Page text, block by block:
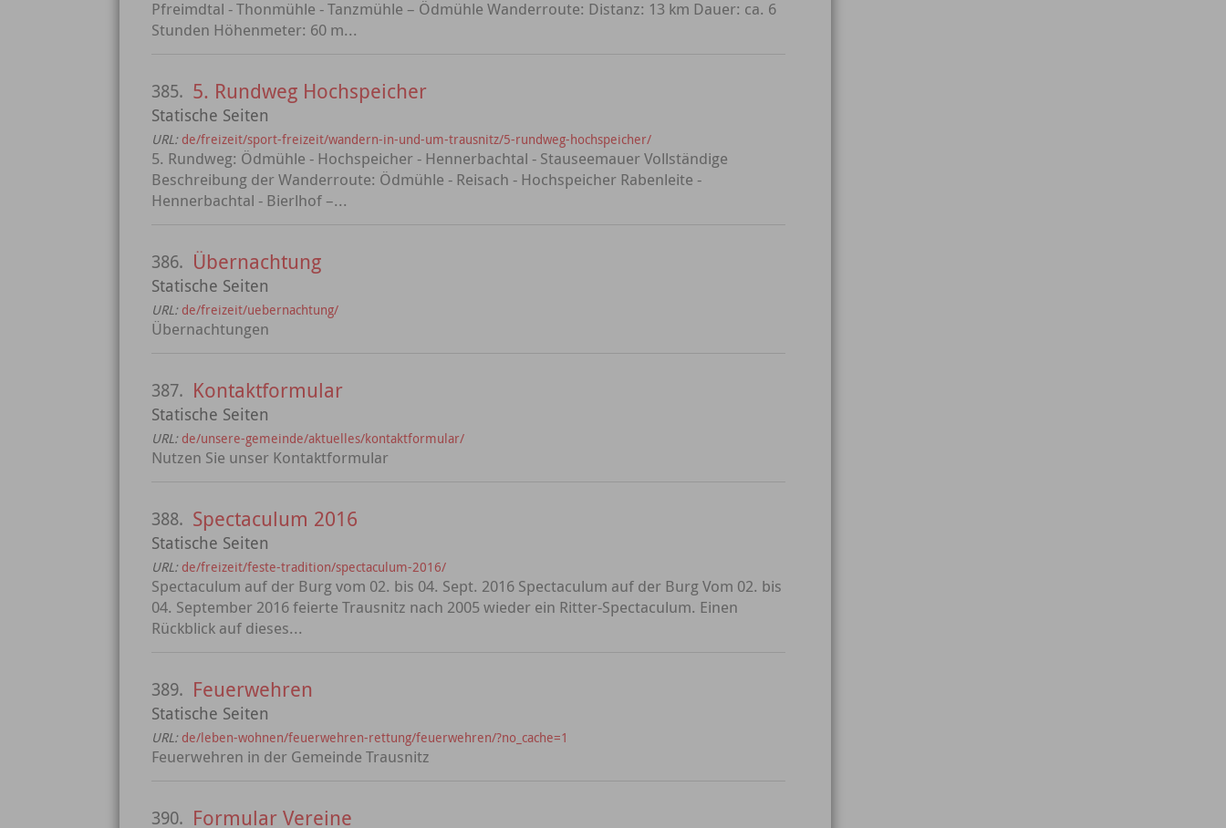
Pfreimdtal - Thonmühle - Tanzmühle – Ödmühle Wanderroute: Distanz: 13 km Dauer: ca. 6
Stunden Höhenmeter: 60 m...
385. 5. Rundweg Hochspeicher
Statische Seiten
URL: de/freizeit/sport-freizeit/wandern-in-und-um-trausnitz/5-rundweg-hochspeicher/
5. Rundweg: Ödmühle - Hochspeicher - Hennerbachtal - Stauseemauer Vollständige
Beschreibung der Wanderroute: Ödmühle - Reisach - Hochspeicher Rabenleite -
Hennerbachtal - Bierlhof –...
386. Übernachtung
Statische Seiten
URL: de/freizeit/uebernachtung/
Übernachtungen
387. Kontaktformular
Statische Seiten
URL: de/unsere-gemeinde/aktuelles/kontaktformular/
Nutzen Sie unser Kontaktformular
388. Spectaculum 2016
Statische Seiten
URL: de/freizeit/feste-tradition/spectaculum-2016/
Spectaculum auf der Burg vom 02. bis 04. Sept. 2016 Spectaculum auf der Burg Vom 02. bis
04. September 2016 feierte Trausnitz nach 2005 wieder ein Ritter-Spectaculum. Einen
Rückblick auf dieses...
389. Feuerwehren
Statische Seiten
URL: de/leben-wohnen/feuerwehren-rettung/feuerwehren/?no_cache=1
Feuerwehren in der Gemeinde Trausnitz
390. Formular Vereine